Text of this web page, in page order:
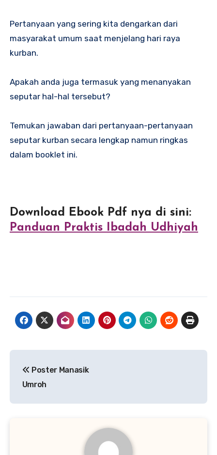
Pertanyaan yang sering kita dengarkan dari
masyarakat umum saat menjelang hari raya
kurban.
Apakah anda juga termasuk yang menanyakan
seputar hal-hal tersebut?
Temukan jawaban dari pertanyaan-pertanyaan
seputar kurban secara lengkap namun ringkas
dalam booklet ini.
Download Ebook Pdf nya di sini:
Panduan Praktis Ibadah Udhiyah
pos
Poster Manasik
Umroh